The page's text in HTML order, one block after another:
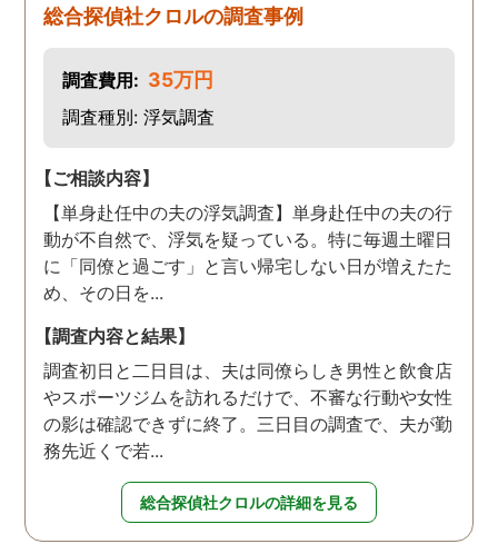
総合探偵社クロルの調査事例
調査費用: 35万円
調査種別: 浮気調査
【ご相談内容】
【単身赴任中の夫の浮気調査】単身赴任中の夫の行
動が不自然で、浮気を疑っている。特に毎週土曜日
に「同僚と過ごす」と言い帰宅しない日が増えたた
め、その日を...
【調査内容と結果】
調査初日と二日目は、夫は同僚らしき男性と飲食店
やスポーツジムを訪れるだけで、不審な行動や女性
の影は確認できずに終了。三日目の調査で、夫が勤
務先近くで若...
総合探偵社クロルの詳細を見る